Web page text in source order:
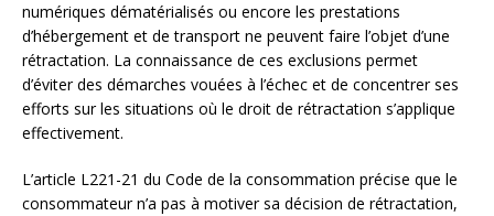
numériques dématérialisés ou encore les prestations
d’hébergement et de transport ne peuvent faire l’objet d’une
rétractation. La connaissance de ces exclusions permet
d’éviter des démarches vouées à l’échec et de concentrer ses
efforts sur les situations où le droit de rétractation s’applique
effectivement.
L’article L221-21 du Code de la consommation précise que le
consommateur n’a pas à motiver sa décision de rétractation,